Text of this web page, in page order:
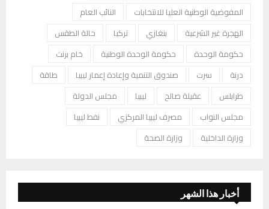
المفوضية الوطنية العليا للانتخابات
النائب العام
الهجرة غير الشرعية
بنغازي تركيا
حالة الطقس
حكومة الوحدة
حكومة الوحدة الوطنية
خام برنت
درنة
سرت صندوق التنمية وإعادة إعمار ليبيا
طاقة
طرابلس
عقيلة صالح ليبيا
مجلس الدولة
مجلس النواب
مصرف ليبيا المركزي
نفط ليبيا
وزارة الداخلية
وزارة الصحة
أخبار هذا الشهر